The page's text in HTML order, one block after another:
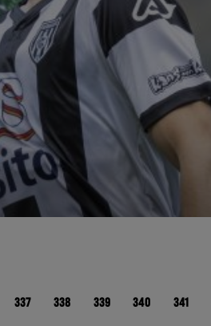
337 338 339 340 341